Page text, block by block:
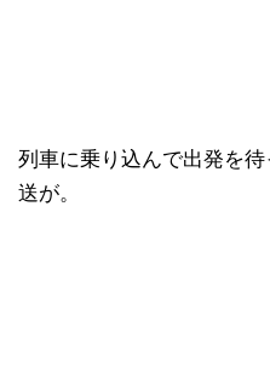
列車に乗り込んで出発を
送が。